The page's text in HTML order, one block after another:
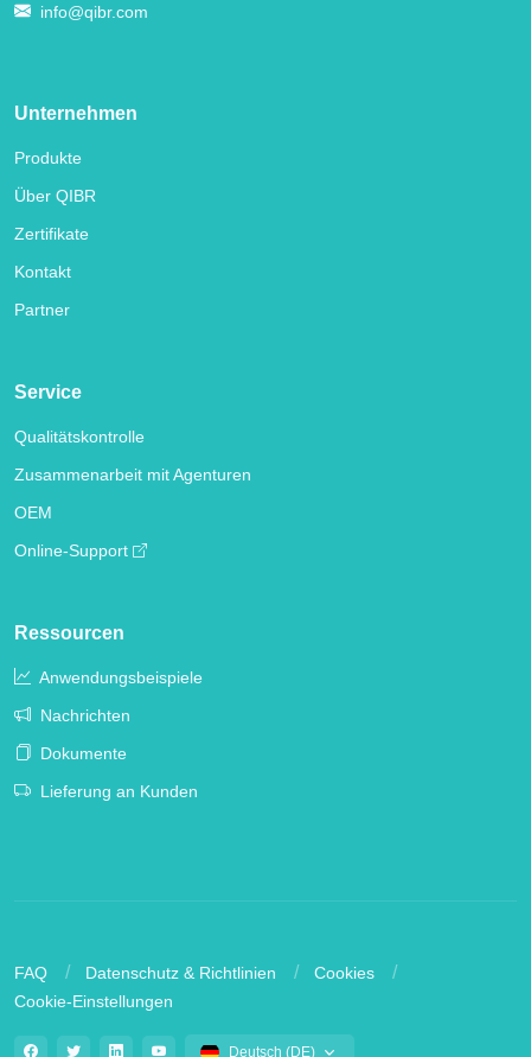
info@qibr.com
Unternehmen
Produkte
Über QIBR
Zertifikate
Kontakt
Partner
Service
Qualitätskontrolle
Zusammenarbeit mit Agenturen
OEM
Online-Support
Ressourcen
Anwendungsbeispiele
Nachrichten
Dokumente
Lieferung an Kunden
FAQ Datenschutz & Richtlinien
Cookies
Cookie-Einstellungen
Deutsch (DE)